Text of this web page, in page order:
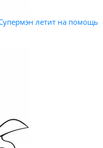
летит на помощь